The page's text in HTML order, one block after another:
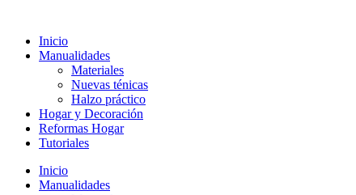
contenido
Inicio
Manualidades
Materiales
Nuevas ténicas
Halzo práctico
Hogar y Decoración
Reformas Hogar
Tutoriales
Inicio
Manualidades